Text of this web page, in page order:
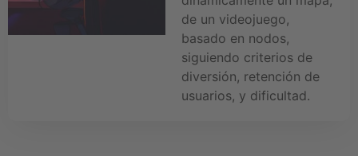
de un videojuego,
basado en nodos,
siguiendo criterios de
diversión, retención de
usuarios, y dificultad.